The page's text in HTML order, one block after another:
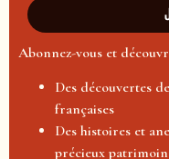
Abonnez-vous et
Des découvertes
françaises
Des histoires et
précieux